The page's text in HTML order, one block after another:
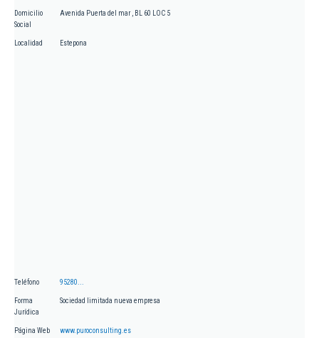
Domicilio
Social
Avenida Puerta del mar , BL 60 LOC 5
Localidad Estepona
Teléfono 95280...
Forma
Jurídica
Sociedad limitada nueva empresa
Página Web www.puroconsulting.es